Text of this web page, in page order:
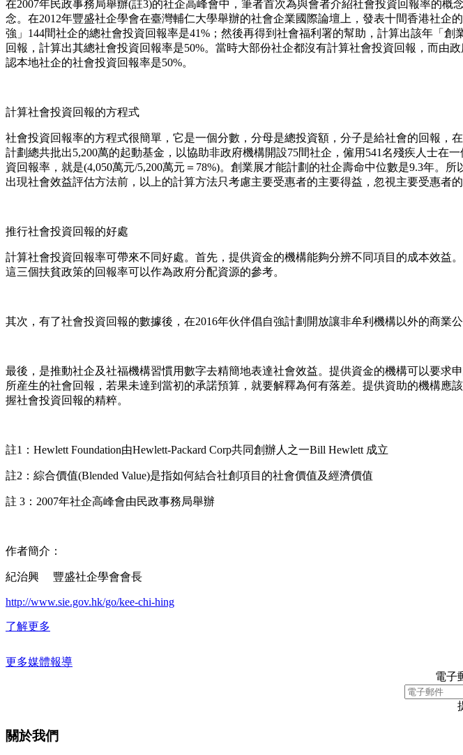
在2007年民政事務局舉辦(註3)的社企高峰會中，筆者首次為與會者介紹社會投資回報率的
念。在2012年豐盛社企學會在臺灣輔仁大學舉辦的社會企業國際論壇上，發表十間香港社
強」144間社企的總社會投資回報率是41%；然後再得到社會福利署的幫助，計算出該年「
回報，計算出其總社會投資回報率是50%。當時大部份社企都沒有計算社會投資回報，而
認本地社企的社會投資回報率是50%。
計算社會投資回報的方程式
社會投資回報率的方程式很簡單，它是一個分數，分母是總投資額，分子是給社會的回報，
計劃總共批出5,200萬的起動基金，以協助非政府機構開設75間社企，僱用541名殘疾人士
資回報率，就是(4,050萬元/5,200萬元＝78%)。創業展才能計劃的社企壽命中位數是9.3年。
出現社會效益評估方法前，以上的計算方法只考慮主要受惠者的主要得益，忽視主要受惠者
推行社會投資回報的好處
計算社會投資回報率可帶來不同好處。首先，提供資金的機構能夠分辨不同項目的成本效益
這三個扶貧政策的回報率可以作為政府分配資源的參考。
其次，有了社會投資回報的數據後，在2016年伙伴倡自強計劃開放讓非牟利機構以外的商業
最後，是推動社企及社福機構習慣用數字去精簡地表達社會效益。提供資金的機構可以要
所産生的社會回報，若果未達到當初的承諾預算，就要解釋為何有落差。提供資助的機構
握社會投資回報的精粹。
註1：Hewlett Foundation由Hewlett-Packard Corp共同創辦人之一Bill Hewlett 成立
註2：綜合價值(Blended Value)是指如何結合社創項目的社會價值及經濟價值
註 3：2007年社企高峰會由民政事務局舉辦
作者簡介：
紀治興 豐盛社企學會會長
http://www.sie.gov.hk/go/kee-chi-hing
了解更多
更多媒體報導
電子
關於我們